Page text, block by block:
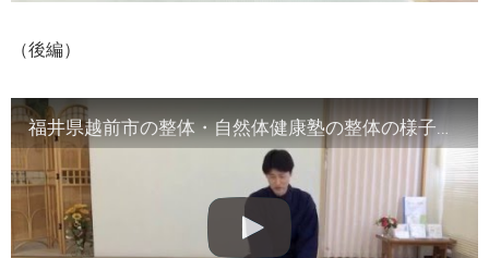
（後編）
福井県越前市の整体・自然体健康塾の整体の様子（2）腹部や首など